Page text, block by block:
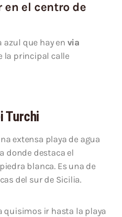
en el centro de
azul que hay en via
la principal calle
Turchi
extensa playa de agua
donde destaca el
blanca. Es una de
del sur de Sicilia.
quisimos ir hasta la playa